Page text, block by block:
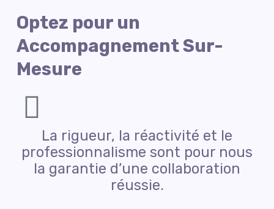
Optez pour un
Accompagnement Sur-
Mesure
La rigueur, la réactivité et le
professionnalisme sont pour nous
la garantie d’une collaboration
réussie.